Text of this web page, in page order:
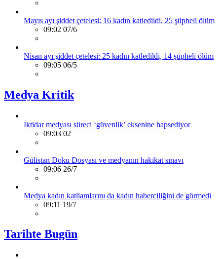
Mayıs ayı şiddet çetelesi: 16 kadın katledildi, 25 şüpheli ölüm
09:02 07/6
Nisan ayı şiddet çetelesi: 25 kadın katledildi, 14 şüpheli ölüm
09:05 06/5
Medya Kritik
İktidar medyası süreci ‘güvenlik’ eksenine hapsediyor
09:03 02
Gülistan Doku Dosyası ve medyanın hakikat sınavı
09:06 26/7
Medya kadın katliamlarını da kadın haberciliğini de görmedi
09:11 19/7
Tarihte Bugün